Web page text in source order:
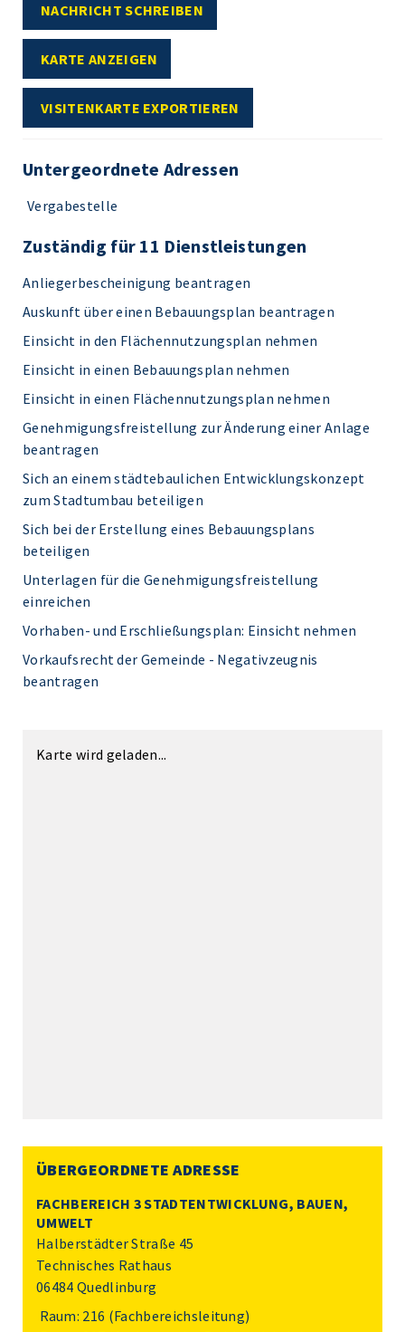
NACHRICHT SCHREIBEN
KARTE ANZEIGEN
VISITENKARTE EXPORTIEREN
Untergeordnete Adressen
Vergabestelle
Zuständig für 11 Dienstleistungen
Anliegerbescheinigung beantragen
Auskunft über einen Bebauungsplan beantragen
Einsicht in den Flächennutzungsplan nehmen
Einsicht in einen Bebauungsplan nehmen
Einsicht in einen Flächennutzungsplan nehmen
Genehmigungsfreistellung zur Änderung einer Anlage
beantragen
Sich an einem städtebaulichen Entwicklungskonzept
zum Stadtumbau beteiligen
Sich bei der Erstellung eines Bebauungsplans
beteiligen
Unterlagen für die Genehmigungsfreistellung
einreichen
Vorhaben- und Erschließungsplan: Einsicht nehmen
Vorkaufsrecht der Gemeinde - Negativzeugnis
beantragen
Karte wird geladen...
ÜBERGEORDNETE ADRESSE
FACHBEREICH 3 STADTENTWICKLUNG, BAUEN,
UMWELT
Halberstädter Straße 45
Technisches Rathaus
06484 Quedlinburg
Raum: 216 (Fachbereichsleitung)